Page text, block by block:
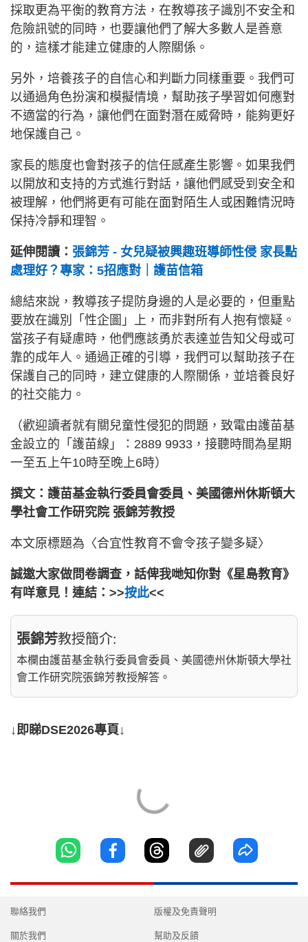
採取更為平衡的教育方法，在教導孩子識別不安全和
危險訊號的同時，也要讓他們了解大多數人是善意
的，這樣才能建立健康的人際關係。
另外，培養孩子的自信心和判斷力同樣重要。我們可
以通過角色扮演和模擬情境，幫助孩子學習如何應對
不適當的行為，讓他們在面對潛在威脅時，能夠更好
地保護自己。
家長的態度也會對孩子的信任感產生影響。如果我們
以開放和支持的方式進行對話，讓他們感受到安全和
被理解，他們將更有可能在面對陌生人或困難情況時
保持冷靜和理智。
延伸閱讀： 張錦芳 - 女兒疑被興趣班導師性侵 家長點
處理好？專家：5招應對｜護苗信箱
總結來說，教導孩子提防身邊的人是必要的，但重點
要放在識別「性企圖」上，而非對所有人抱有懷疑。
當孩子有疑慮時，他們應該勇於表達並告知父母或可
靠的成年人。通過正確的引導，我們可以幫助孩子在
保護自己的同時，建立健康的人際關係，並培養良好
的社交能力。
（歡迎讀者就有關兒童性侵犯的問題，致電由護苗基
金設立的「護苗線」：2889 9933，接聽時間為星期
一至五上午10時至晚上6時）
撰文：護苗基金執行委員會委員、美國德州休斯頓大
學社會工作研究院 張錦芳教授
本文原標題為〈合宜性教育不會令孩子變多疑〉
誠邀大家做問卷調查，話俾我哋知你對《星島教育》
有咩意見！連結：>>按此<<
張錦芳教授簡介:
本欄由護苗基金執行委員會委員、美國德州休斯頓大學社
會工作研究院張錦芳教授解答。
↓即睇DSE2026專頁↓
聯絡我們
關於我們
版權及免責聲明
幫助及反饋